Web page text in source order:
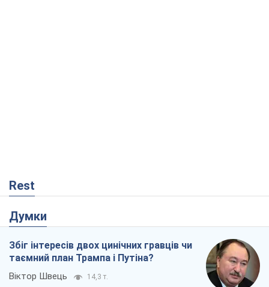
Rest
Думки
Збіг інтересів двох цинічних гравців чи
таємний план Трампа і Путіна?
Віктор Швець 14,3 т.